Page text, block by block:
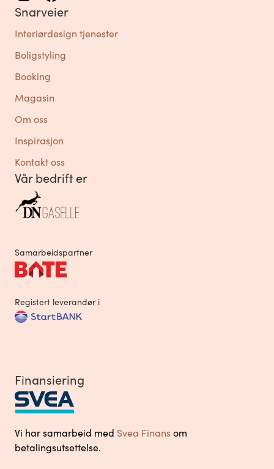
Snarveier
Interiørdesign tjenester
Boligstyling
Booking
Magasin
Om oss
Inspirasjon
Kontakt oss
Vår bedrift er
Samarbeidspartner
Registert leverandør i
Finansiering
Vi har samarbeid med Svea Finansom
betalingsutsettelse.